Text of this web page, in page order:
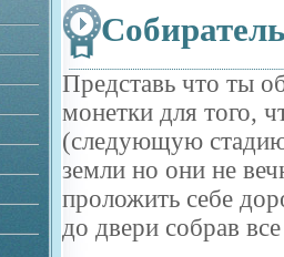
Собиратель
Представь что ты
монетки для того,
(следующую
земли но они не
проложить себе
до двери собрав